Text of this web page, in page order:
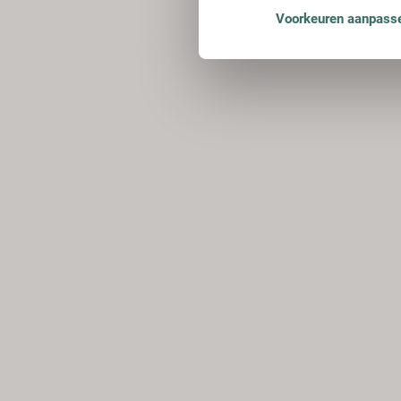
Voorkeuren